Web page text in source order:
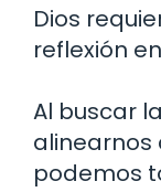
Dios
reflexión
Al buscar
alinearnos
podemos